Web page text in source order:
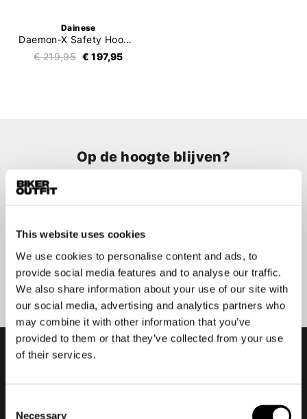
This website uses cookies
We use cookies to personalise content and ads, to
provide social media features and to analyse our traffic.
We also share information about your use of our site with
our social media, advertising and analytics partners who
may combine it with other information that you’ve
provided to them or that they’ve collected from your use
of their services.
Necessary
Dainese
Daemon-X Safety Hoodie Full Zip
€ 219,95 € 197,95
Op de hoogte blijven?
Aanmelden